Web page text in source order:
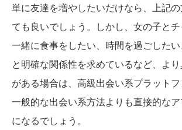
単に友達を増やしたいだけなら、上記
ても良いでしょう。しかし、女の子とチ
一緒に食事をしたい、時間を過ごした
と明確な関係性を求めているなど、よ
がある場合は、高級出会い系プラットフ
一般的な出会い系方法よりも直接的な
になるでしょう。